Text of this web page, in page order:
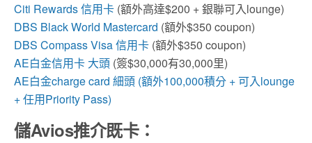
Citi Rewards 信用卡 (額外高達$200 + 銀聯可入lounge)
DBS Black World Mastercard (額外$350 coupon)
DBS Compass Visa 信用卡 (額外$350 coupon)
AE白金信用卡 大頭 (簽$30,000有30,000里)
AE白金charge card 細頭 (額外100,000積分 + 可入lounge
+ 任用Priority Pass)
儲Avios推介既卡：